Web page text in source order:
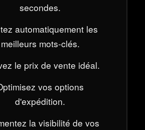
secondes.
automatiquement les
meilleurs mots-clés.
le prix de vente idéal.
vos options
d'expédition.
la visibilité de vos